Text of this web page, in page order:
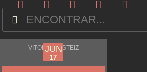
VITORIA-GASTEIZ
JUN
15
JUN
17